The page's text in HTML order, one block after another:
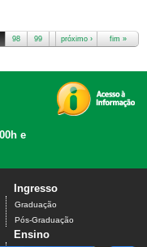
98 99 100 101 …
próximo › fim »
e
Ingresso
Graduação
Pós-Graduação
Ensino